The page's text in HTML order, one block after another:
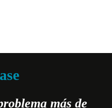
más de